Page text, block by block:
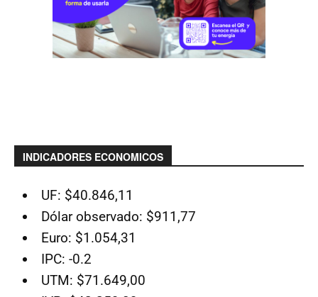
INDICADORES ECONOMICOS
UF: $40.846,11
Dólar observado: $911,77
Euro: $1.054,31
IPC: -0.2
UTM: $71.649,00